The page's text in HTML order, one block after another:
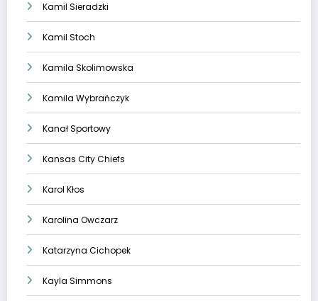
Kamil Sieradzki
Kamil Stoch
Kamila Skolimowska
Kamila Wybrańczyk
Kanał Sportowy
Kansas City Chiefs
Karol Kłos
Karolina Owczarz
Katarzyna Cichopek
Kayla Simmons